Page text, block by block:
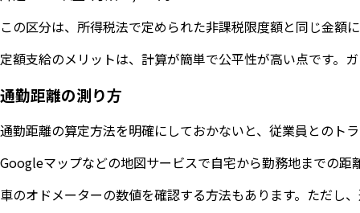
この区分は、所得税法で定められた非課税限度額と同じ金額
定額支給のメリットは、計算が簡単で公平性が高い点です。
通勤距離の測り方
通勤距離の算定方法を明確にしておかないと、従業員とのト
Googleマップなどの地図サービスで自宅から勤務地までの
車のオドメーターの数値を確認する方法もあります。ただし